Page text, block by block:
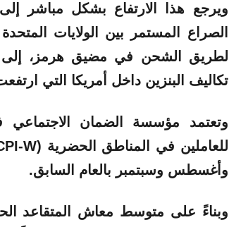
ويرجع هذا الارتفاع بشكل مباشر
الصراع المستمر بين الولايات
لطريق الشحن في مضيق هرمز، إلى
تكاليف البنزين داخل أمريكا التي ارتفعت بنسبة 54.3%
وتعتمد مؤسسة الضمان
وأغسطس وسبتمبر بالعام السابق.